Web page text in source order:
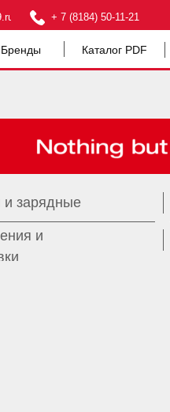
+ 7 (8184) 50-11-21
Бренды Каталог PDF
и зарядные
и